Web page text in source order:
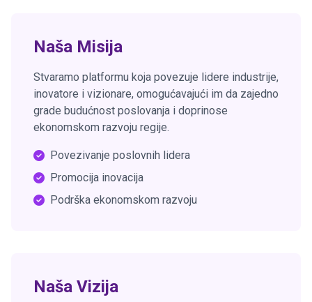
Naša Misija
Stvaramo platformu koja povezuje lidere industrije,
inovatore i vizionare, omogućavajući im da zajedno
grade budućnost poslovanja i doprinose
ekonomskom razvoju regije.
Povezivanje poslovnih lidera
Promocija inovacija
Podrška ekonomskom razvoju
Naša Vizija